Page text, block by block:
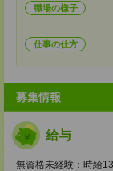
職場の様子
仕事の仕方
募集情報
給与
無資格未経験：時給